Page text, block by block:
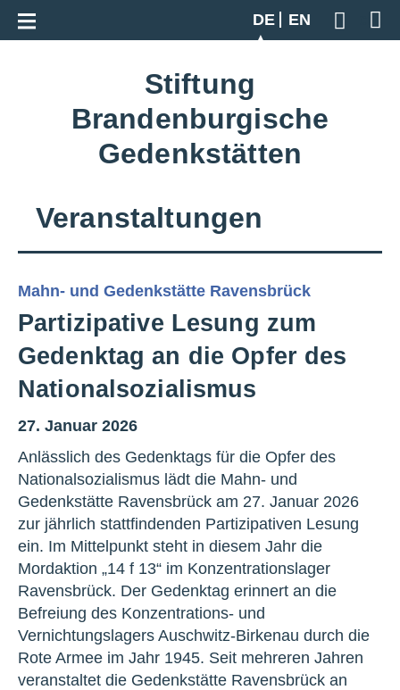
DE
EN
Geben
Zur Gesamtübersicht
Stiftung
Brandenburgische
Gedenkstätten
Veranstaltungen
Mahn- und Gedenkstätte Ravensbrück
Partizipative Lesung zum
Gedenktag an die Opfer des
Nationalsozialismus
27. Januar 2026
Anlässlich des Gedenktags für die Opfer des
Nationalsozialismus lädt die Mahn- und
Gedenkstätte Ravensbrück am 27. Januar 2026
zur jährlich stattfindenden Partizipativen Lesung
ein. Im Mittelpunkt steht in diesem Jahr die
Mordaktion „14 f 13“ im Konzentrationslager
Ravensbrück. Der Gedenktag erinnert an die
Befreiung des Konzentrations- und
Vernichtungslagers Auschwitz-Birkenau durch die
Rote Armee im Jahr 1945. Seit mehreren Jahren
veranstaltet die Gedenkstätte Ravensbrück an